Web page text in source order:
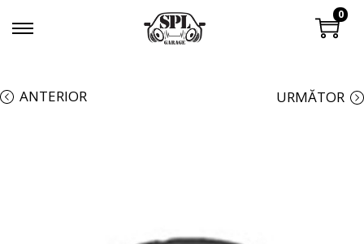
0
ANTERIOR URMĂTOR